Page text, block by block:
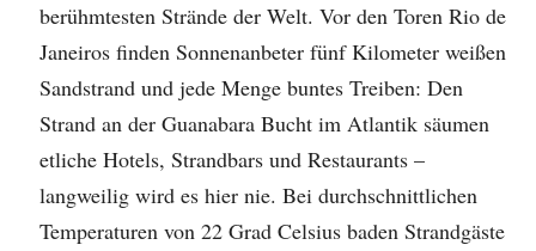
berühmtesten Strände der Welt. Vor den Toren Rio de
Janeiros finden Sonnenanbeter fünf Kilometer weißen
Sandstrand und jede Menge buntes Treiben: Den
Strand an der Guanabara Bucht im Atlantik säumen
etliche Hotels, Strandbars und Restaurants –
langweilig wird es hier nie. Bei durchschnittlichen
Temperaturen von 22 Grad Celsius baden Strandgäste